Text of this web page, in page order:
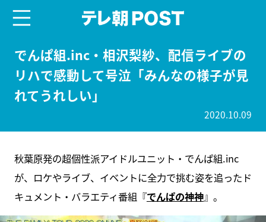
でんぱ組.inc・相沢梨紗、配信ライブの
リハで感動して号泣「みんなの様子が見
れてうれしい」
2020.10.09
秋葉原発の超個性派アイドルユニット・でんぱ組.inc
が、ロケやライブ、イベントに全力で挑む姿を追ったド
キュメント・バラエティ番組『でんぱの神神』。